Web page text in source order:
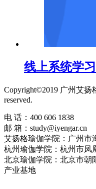
线上系统学
Copyright©2019 广州艾
reserved.
电 话：400 606 1838
邮 箱：study@iyengar.cn
艾扬格瑜伽学院：广州市
杭州瑜伽学院：杭州市凤
北京瑜伽学院：北京市朝
产业基地